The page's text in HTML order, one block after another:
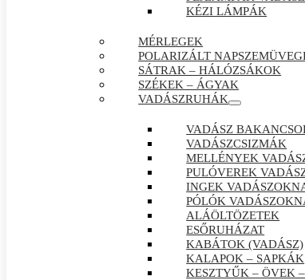
KÉZI LÁMPÁK
MÉRLEGEK
POLARIZÁLT
SÁTRAK – HÁLÓZSÁKOK
SZÉKEK – ÁGYAK
VADÁSZRUHÁK
VADÁSZ
VADÁSZCSIZMÁK
MELLÉNYEK
PULÓVEREK
INGEK
PÓLÓK
ALÁÖLTÖZETEK
ESŐRUHÁZAT
KABÁTOK (VADÁSZ)
KALAPOK – SAPKÁK
KESZTYŰK – ÖVEK